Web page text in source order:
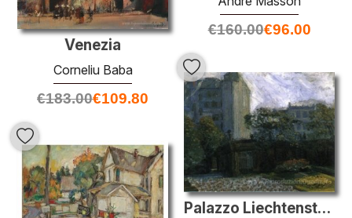
€160.00€96.00
Venezia
Corneliu Baba
€183.00€109.80
Palazzo Liechtenstein